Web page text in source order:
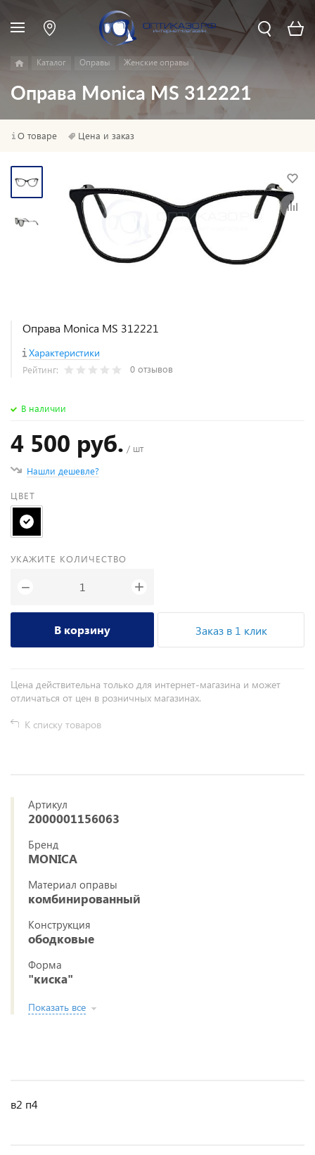
Каталог Оправы Женские оправы
Оправа Monica MS 312221
О товаре Цена и заказ
Оправа Monica MS 312221
Характеристики
Рейтинг: 0 отзывов
В наличии
4 500 руб. / шт
Нашли дешевле?
ЦВЕТ
УКАЖИТЕ КОЛИЧЕСТВО
− +
В корзину Заказ в 1 клик
Цена действительна только для интернет-магазина и может
отличаться от цен в розничных магазинах.
К списку товаров
Артикул
2000001156063
Бренд
MONICA
Материал оправы
комбинированный
Конструкция
ободковые
Форма
"киска"
Показать все
в2 п4